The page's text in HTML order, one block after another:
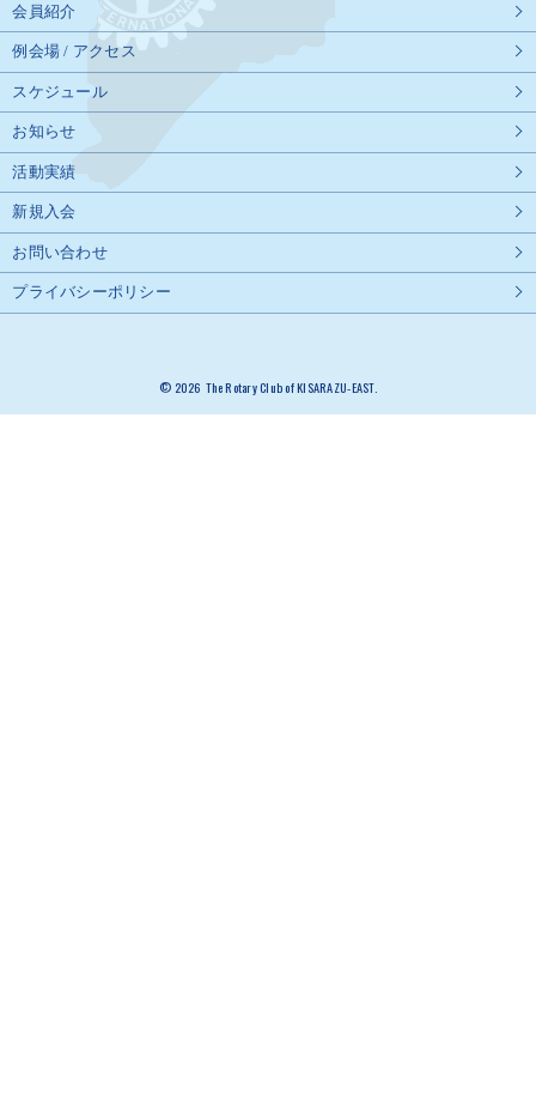
会員紹介
例会場 / アクセス
スケジュール
お知らせ
活動実績
新規入会
お問い合わせ
プライバシーポリシー
© 2026 The Rotary Club of KISARAZU-EAST.